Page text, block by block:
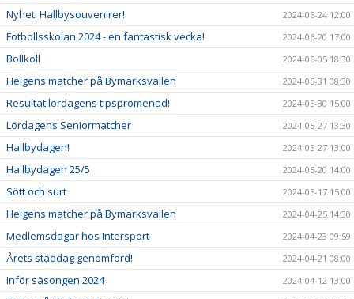
Nyhet: Hallbysouvenirer! 2024-06-24 12:00
Fotbollsskolan 2024 - en fantastisk vecka! 2024-06-20 17:00
Bollkoll 2024-06-05 18:30
Helgens matcher på Bymarksvallen 2024-05-31 08:30
Resultat lördagens tipspromenad! 2024-05-30 15:00
Lördagens Seniormatcher 2024-05-27 13:30
Hallbydagen! 2024-05-27 13:00
Hallbydagen 25/5 2024-05-20 14:00
Sött och surt 2024-05-17 15:00
Helgens matcher på Bymarksvallen 2024-04-25 14:30
Medlemsdagar hos Intersport 2024-04-23 09:59
Årets städdag genomförd! 2024-04-21 08:00
Inför säsongen 2024 2024-04-12 13:00